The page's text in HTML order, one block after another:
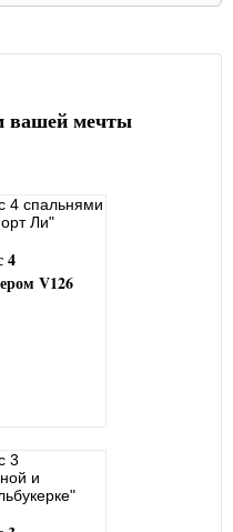
вашей мечты
4
V126